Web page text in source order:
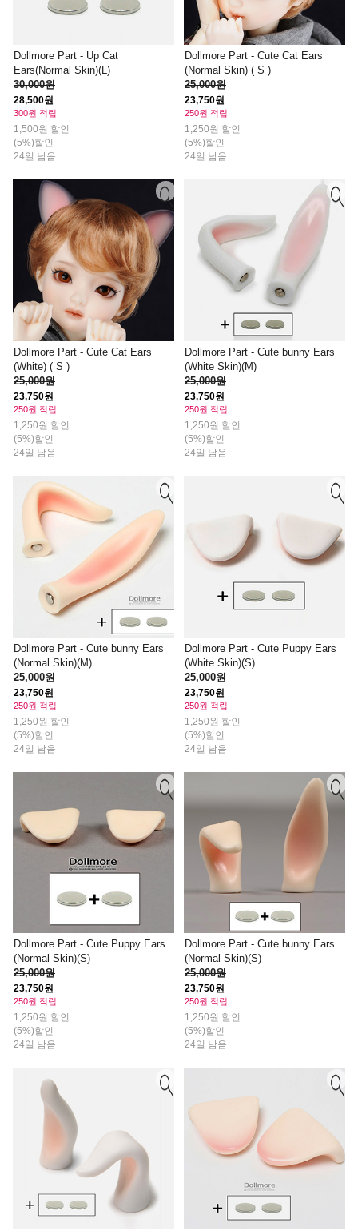
Dollmore Part - Up Cat
Ears(Normal Skin)(L)
30,000원
28,500원
300원 적립
1,500원 할인
(5%)할인
24일 남음
Dollmore Part - Cute Cat Ears
(Normal Skin) ( S )
25,000원
23,750원
250원 적립
1,250원 할인
(5%)할인
24일 남음
Dollmore Part - Cute Cat Ears
(White) ( S )
25,000원
23,750원
250원 적립
1,250원 할인
(5%)할인
24일 남음
Dollmore Part - Cute bunny Ears
(White Skin)(M)
25,000원
23,750원
250원 적립
1,250원 할인
(5%)할인
24일 남음
Dollmore Part - Cute bunny Ears
(Normal Skin)(M)
25,000원
23,750원
250원 적립
1,250원 할인
(5%)할인
24일 남음
Dollmore Part - Cute Puppy Ears
(White Skin)(S)
25,000원
23,750원
250원 적립
1,250원 할인
(5%)할인
24일 남음
Dollmore Part - Cute Puppy Ears
(Normal Skin)(S)
25,000원
23,750원
250원 적립
1,250원 할인
(5%)할인
24일 남음
Dollmore Part - Cute bunny Ears
(Normal Skin)(S)
25,000원
23,750원
250원 적립
1,250원 할인
(5%)할인
24일 남음